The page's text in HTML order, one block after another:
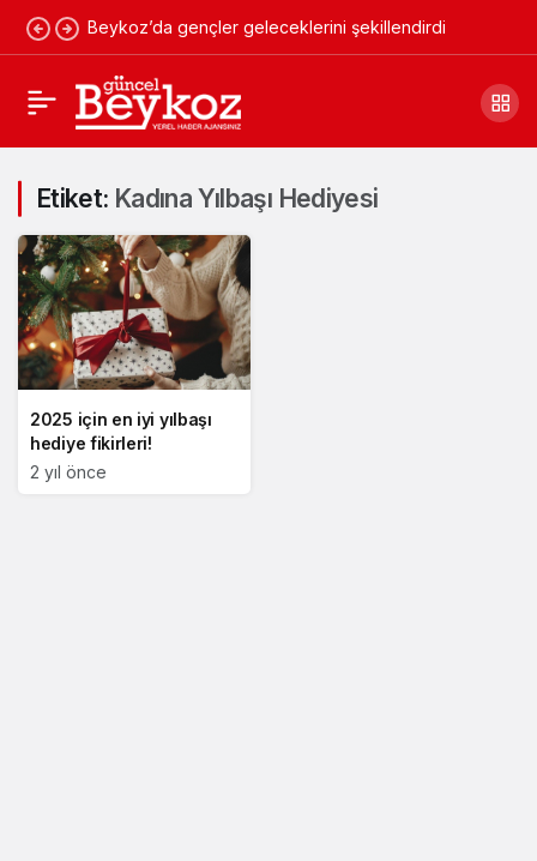
Beykoz’da gençler geleceklerini şekillendirdi
Etiket: Kadına Yılbaşı Hediyesi
2025 için en iyi yılbaşı
hediye fikirleri!
2 yıl önce